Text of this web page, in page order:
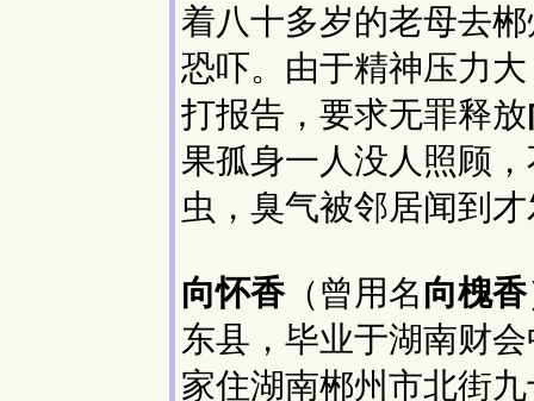
着八十多岁的老母去
恐吓。由于精神压力
打报告，要求无罪释放
果孤身一人没人照顾
虫，臭气被邻居闻到
向怀香（曾用名向槐香
东县，毕业于湖南财
家住湖南郴州市北街